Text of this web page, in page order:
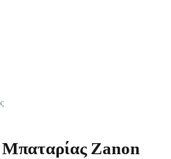
Μπαταρίας Zanon